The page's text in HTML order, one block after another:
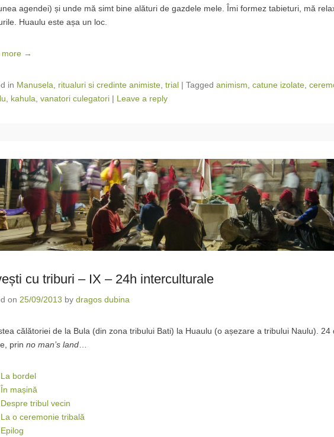
agendei) și unde mă simt bine alături de gazdele mele. Îmi formez tabieturi, mă
Huaulu este așa un loc.
more →
in Manusela ritualuri si credinte animiste trial | Tagged animism catune izolate
kahula vanatori culegatori | Leave a reply
cu triburi – IX – 24h interculturale
on 25/09/2013 by dragos dubina
călătoriei de la Bula (din zona tribului Bati) la Huaulu (o așezare a tribului Naulu).
prin no man’s land…
La bordel
În mașină
Despre tribul vecin
La o ceremonie tribală
Epilog